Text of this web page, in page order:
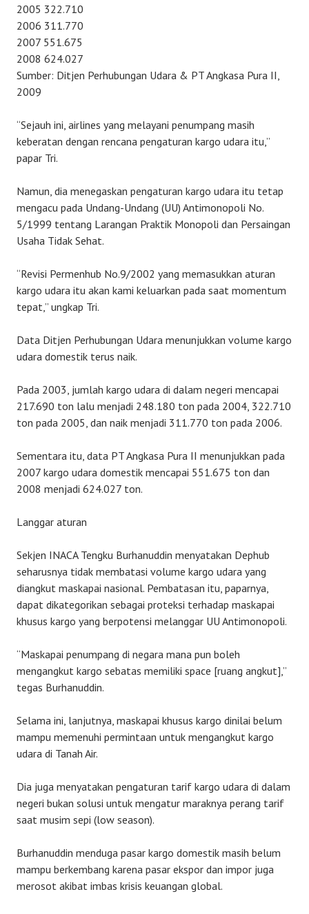
2005 322.710
2006 311.770
2007 551.675
2008 624.027
Sumber: Ditjen Perhubungan Udara & PT Angkasa Pura II,
2009
“Sejauh ini, airlines yang melayani penumpang masih
keberatan dengan rencana pengaturan kargo udara itu,”
papar Tri.
Namun, dia menegaskan pengaturan kargo udara itu tetap
mengacu pada Undang-Undang (UU) Antimonopoli No.
5/1999 tentang Larangan Praktik Monopoli dan Persaingan
Usaha Tidak Sehat.
“Revisi Permenhub No.9/2002 yang memasukkan aturan
kargo udara itu akan kami keluarkan pada saat momentum
tepat,” ungkap Tri.
Data Ditjen Perhubungan Udara menunjukkan volume kargo
udara domestik terus naik.
Pada 2003, jumlah kargo udara di dalam negeri mencapai
217.690 ton lalu menjadi 248.180 ton pada 2004, 322.710
ton pada 2005, dan naik menjadi 311.770 ton pada 2006.
Sementara itu, data PT Angkasa Pura II menunjukkan pada
2007 kargo udara domestik mencapai 551.675 ton dan
2008 menjadi 624.027 ton.
Langgar aturan
Sekjen INACA Tengku Burhanuddin menyatakan Dephub
seharusnya tidak membatasi volume kargo udara yang
diangkut maskapai nasional. Pembatasan itu, paparnya,
dapat dikategorikan sebagai proteksi terhadap maskapai
khusus kargo yang berpotensi melanggar UU Antimonopoli.
“Maskapai penumpang di negara mana pun boleh
mengangkut kargo sebatas memiliki space [ruang angkut],”
tegas Burhanuddin.
Selama ini, lanjutnya, maskapai khusus kargo dinilai belum
mampu memenuhi permintaan untuk mengangkut kargo
udara di Tanah Air.
Dia juga menyatakan pengaturan tarif kargo udara di dalam
negeri bukan solusi untuk mengatur maraknya perang tarif
saat musim sepi (low season).
Burhanuddin menduga pasar kargo domestik masih belum
mampu berkembang karena pasar ekspor dan impor juga
merosot akibat imbas krisis keuangan global.